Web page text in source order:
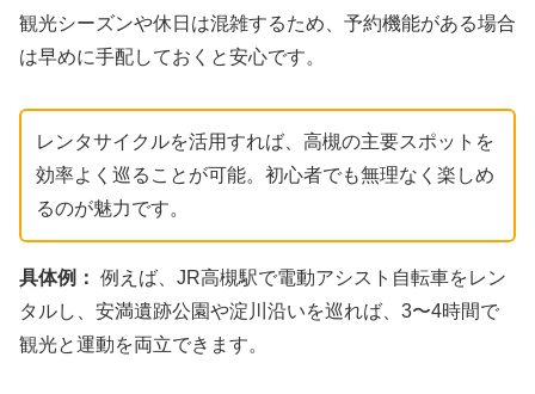
観光シーズンや休日は混雑するため、予約機能がある場合
は早めに手配しておくと安心です。
レンタサイクルを活用すれば、高槻の主要スポットを
効率よく巡ることが可能。初心者でも無理なく楽しめ
るのが魅力です。
具体例： 例えば、JR高槻駅で電動アシスト自転車をレン
タルし、安満遺跡公園や淀川沿いを巡れば、3〜4時間で
観光と運動を両立できます。